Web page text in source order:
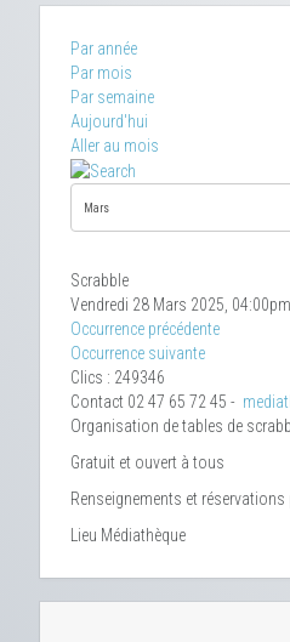
Par année
Par mois
Par semaine
Aujourd'hui
Aller au mois
Scrabble
Vendredi 28 Mars 2025,
Occurrence précédente
Occurrence suivante
Clics : 249346
Contact 02 47 65 72 45 -
Organisation de tables de
Gratuit et ouvert à tous
Renseignements et réservations
Lieu Médiathèque